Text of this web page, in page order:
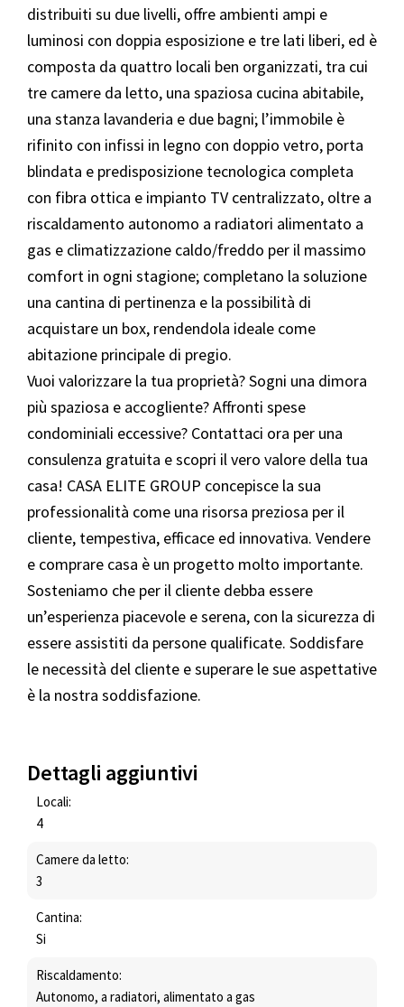
distribuiti su due livelli, offre ambienti ampi e
luminosi con doppia esposizione e tre lati liberi, ed è
composta da quattro locali ben organizzati, tra cui
tre camere da letto, una spaziosa cucina abitabile,
una stanza lavanderia e due bagni; l’immobile è
rifinito con infissi in legno con doppio vetro, porta
blindata e predisposizione tecnologica completa
con fibra ottica e impianto TV centralizzato, oltre a
riscaldamento autonomo a radiatori alimentato a
gas e climatizzazione caldo/freddo per il massimo
comfort in ogni stagione; completano la soluzione
una cantina di pertinenza e la possibilità di
acquistare un box, rendendola ideale come
abitazione principale di pregio.
Vuoi valorizzare la tua proprietà? Sogni una dimora
più spaziosa e accogliente? Affronti spese
condominiali eccessive? Contattaci ora per una
consulenza gratuita e scopri il vero valore della tua
casa! CASA ELITE GROUP concepisce la sua
professionalità come una risorsa preziosa per il
cliente, tempestiva, efficace ed innovativa. Vendere
e comprare casa è un progetto molto importante.
Sosteniamo che per il cliente debba essere
un’esperienza piacevole e serena, con la sicurezza di
essere assistiti da persone qualificate. Soddisfare
le necessità del cliente e superare le sue aspettative
è la nostra soddisfazione.
Dettagli aggiuntivi
Locali:
4
Camere da letto:
3
Cantina:
Si
Riscaldamento:
Autonomo, a radiatori, alimentato a gas